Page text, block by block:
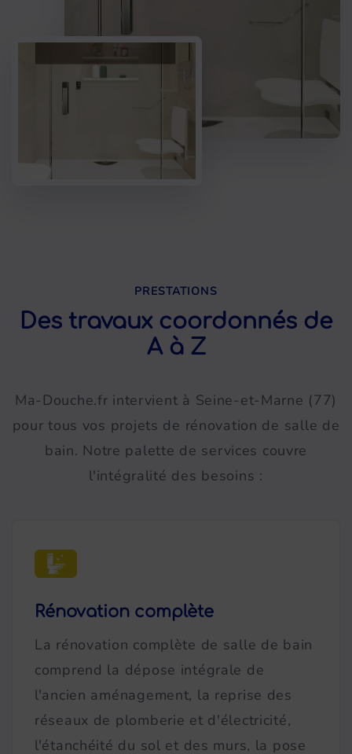
PRESTATIONS
Des travaux coordonnés de
A à Z
Ma-Douche.fr intervient à Seine-et-Marne (77)
pour tous vos projets de rénovation de salle de
bain. Notre palette de services couvre
l'intégralité des besoins :
Rénovation complète
La rénovation complète de salle de bain
comprend la dépose intégrale de
l'ancien aménagement, la reprise des
réseaux de plomberie et d'électricité,
l'étanchéité du sol et des murs, la pose